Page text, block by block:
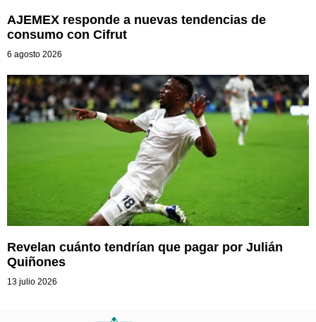
AJEMEX responde a nuevas tendencias de
consumo con Cifrut
6 agosto 2026
Revelan cuánto tendrían que pagar por Julián
Quiñones
13 julio 2026